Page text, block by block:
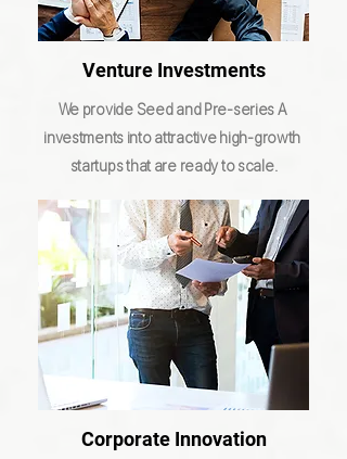
Venture Investments
We provide Seed and Pre-series A
investments into attractive high-growth
startups that are ready to scale.
Corporate Innovation